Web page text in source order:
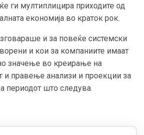
ги мултиплицира приходите од
економија во краток рок.
и за повеќе системски
и кои за компаниите имаат
значење во креирање на
и правење анализи и проекции за
периодот што следува.